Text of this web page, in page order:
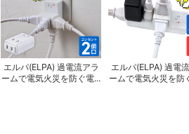
エルパ(ELPA) 過電流アラ
ームで電気火災を防ぐ電...
エルパ(ELPA) 過電
ームで電気火災を防